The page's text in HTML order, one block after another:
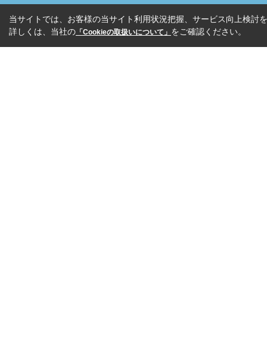
当サイトでは、お客様の当サイト利用状況把握、サービス向上検討
詳しくは、当社の 「Cookieの取扱いについて」 をご確認ください。